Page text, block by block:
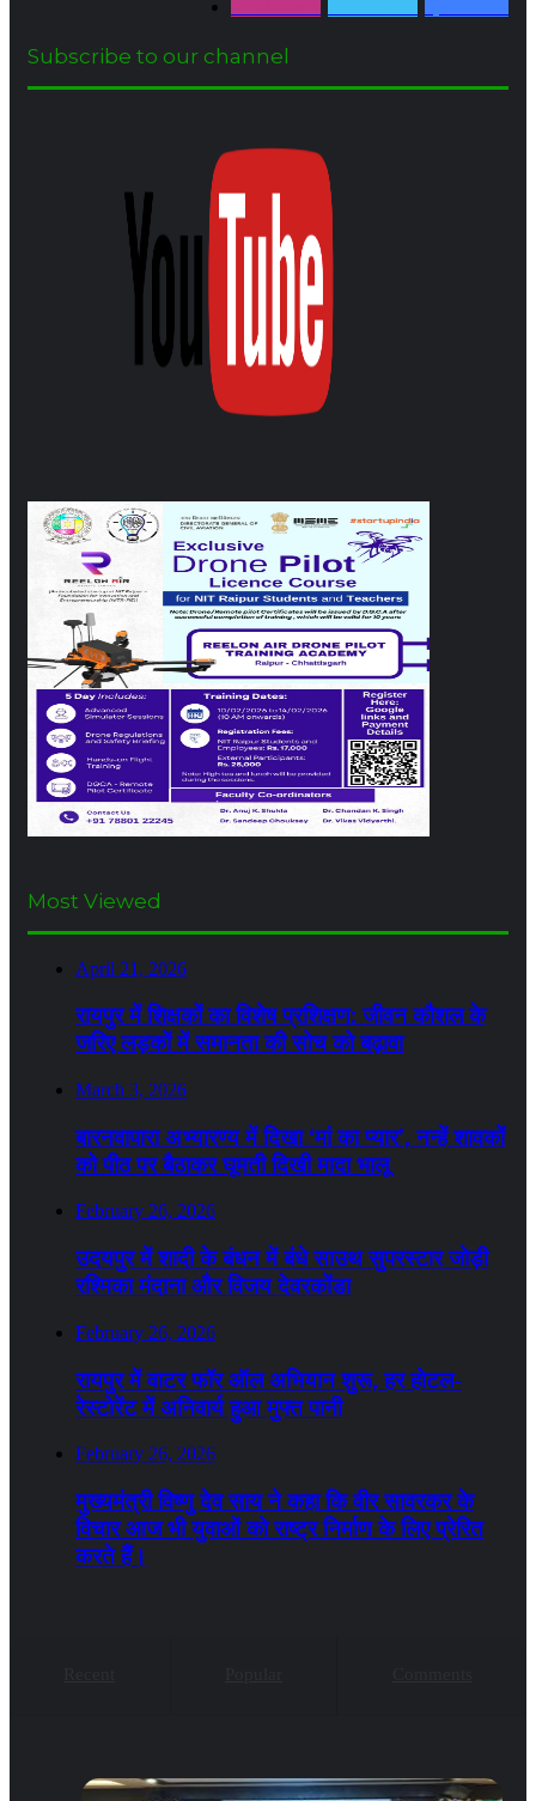
Subscribe to our channel
Most Viewed
April 21, 2026
रायपुर में शिक्षकों का विशेष प्रशिक्षण: जीवन कौशल के
जरिए लड़कों में समानता की सोच को बढ़ावा
March 3, 2026
बारनवापारा अभ्यारण्य में दिखा ‘मां का प्यार’, नन्हें शावकों
को पीठ पर बैठाकर घूमती दिखी मादा भालू
February 26, 2026
उदयपुर में शादी के बंधन में बंधे साउथ सुपरस्टार जोड़ी
रश्मिका मंदाना और विजय देवरकोंडा
February 26, 2026
रायपुर में वाटर फॉर ऑल अभियान शुरू, हर होटल-
रेस्टोरेंट में अनिवार्य हुआ मुफ्त पानी
February 26, 2026
मुख्यमंत्री विष्णु देव साय ने कहा कि वीर सावरकर के
विचार आज भी युवाओं को राष्ट्र निर्माण के लिए प्रेरित
करते हैं।